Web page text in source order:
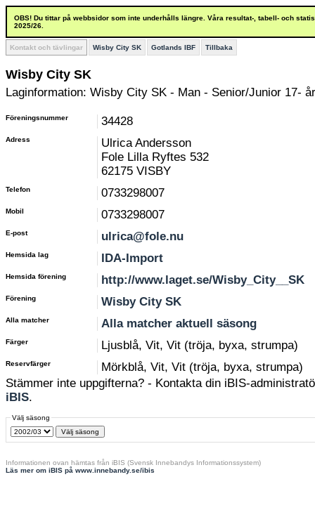
OBS! Du tittar på webbsidor som inte underhålls längre. Våra resultat-, tabell- och
2025/26.
Kontakt och tävlingar Wisby City SK Gotlands IBF Tillbaka
Wisby City SK
Laginformation: Wisby City SK - Man - Senior/Junior 17- år
Föreningsnummer 34428
Adress
Ulrica Andersson
Fole Lilla Ryftes 532
62175 VISBY
Telefon 0733298007
Mobil 0733298007
E-post ulrica@fole.nu
Hemsida lag IDA-Import
Hemsida förening http://www.laget.se/Wisby_City__SK
Förening Wisby City SK
Alla matcher Alla matcher aktuell säsong
Färger Ljusblå, Vit, Vit (tröja, byxa, strumpa)
Reservfärger
Mörkblå, Vit, Vit (tröja, byxa, strumpa)
Stämmer inte uppgifterna? - Kontakta din iBIS-
iBIS.
Välj säsong
Informationen ovan hämtas från iBIS (Svensk Innebandys Informationssystem)
Läs mer om iBIS på www.innebandy.se/ibis